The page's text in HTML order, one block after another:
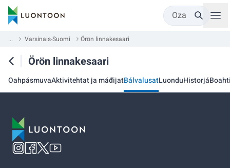
Oza
... Varsinais-Suomi Örön linnakesaari
Örön linnakesaari
OahpásmuvaAktivitehtat ja máđijatBálvalusatLuonduHistorjá